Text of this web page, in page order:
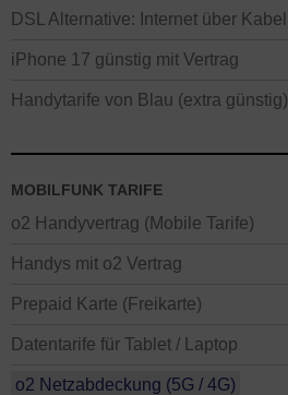
DSL Alternative: Internet über Kabel
iPhone 17 günstig mit Vertrag
Handytarife von Blau (extra günstig)
MOBILFUNK TARIFE
o2 Handyvertrag (Mobile Tarife)
Handys mit o2 Vertrag
Prepaid Karte (Freikarte)
Datentarife für Tablet / Laptop
o2 Netzabdeckung (5G / 4G)